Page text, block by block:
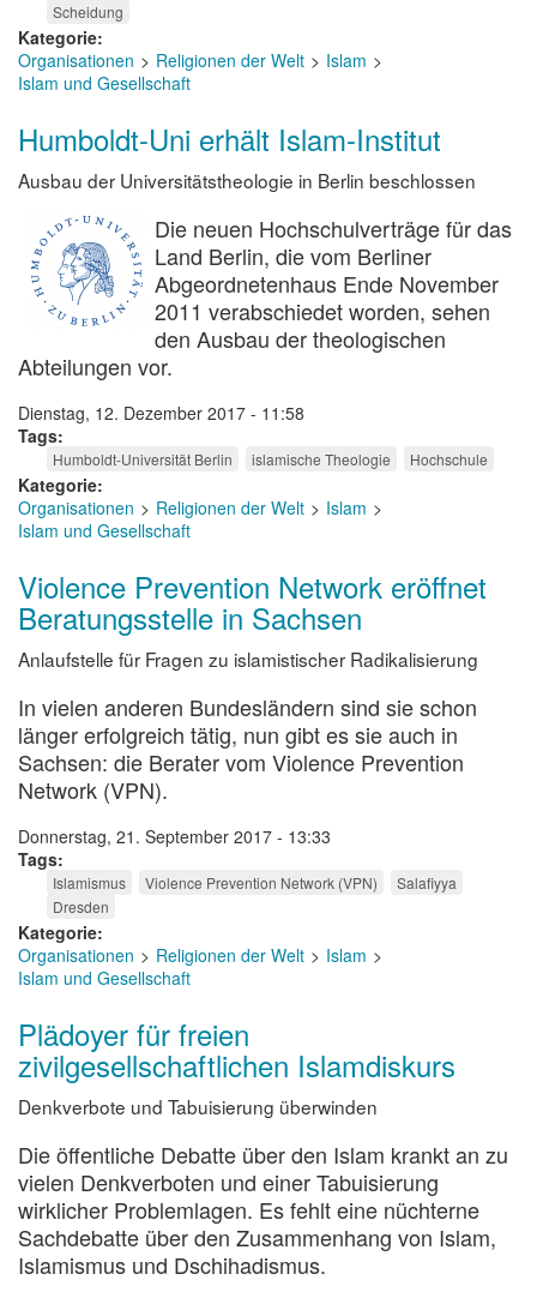
Scheidung
Kategorie
Organisationen
Religionen der Welt
Islam
Islam und Gesellschaft
Humboldt-Uni erhält Islam-Institut
Ausbau der Universitätstheologie in Berlin beschlossen
Die neuen Hochschulverträge für das
Land Berlin, die vom Berliner
Abgeordnetenhaus Ende November
2011 verabschiedet worden, sehen
den Ausbau der theologischen
Abteilungen vor.
Dienstag, 12. Dezember 2017 - 11:58
Tags
Humboldt-Universität Berlin islamische Theologie Hochschule
Kategorie
Organisationen
Religionen der Welt
Islam
Islam und Gesellschaft
Violence Prevention Network eröffnet
Beratungsstelle in Sachsen
Anlaufstelle für Fragen zu islamistischer Radikalisierung
In vielen anderen Bundesländern sind sie schon
länger erfolgreich tätig, nun gibt es sie auch in
Sachsen: die Berater vom Violence Prevention
Network (VPN).
Donnerstag, 21. September 2017 - 13:33
Tags
Islamismus Violence Prevention Network (VPN)
Salafiyya
Dresden
Kategorie
Organisationen
Religionen der Welt
Islam
Islam und Gesellschaft
Plädoyer für freien
zivilgesellschaftlichen Islamdiskurs
Denkverbote und Tabuisierung überwinden
Die öffentliche Debatte über den Islam krankt an zu
vielen Denkverboten und einer Tabuisierung
wirklicher Problemlagen. Es fehlt eine nüchterne
Sachdebatte über den Zusammenhang von Islam,
Islamismus und Dschihadismus.